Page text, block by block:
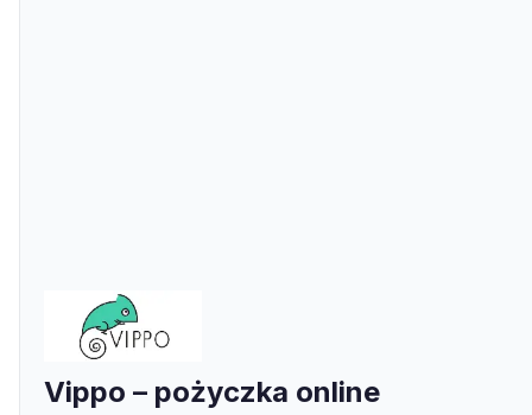
Vippo – pożyczka online